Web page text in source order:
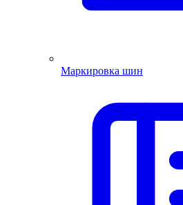
Маркировка шин